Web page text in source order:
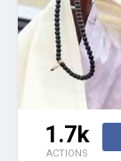
1.7k
ACTIONS